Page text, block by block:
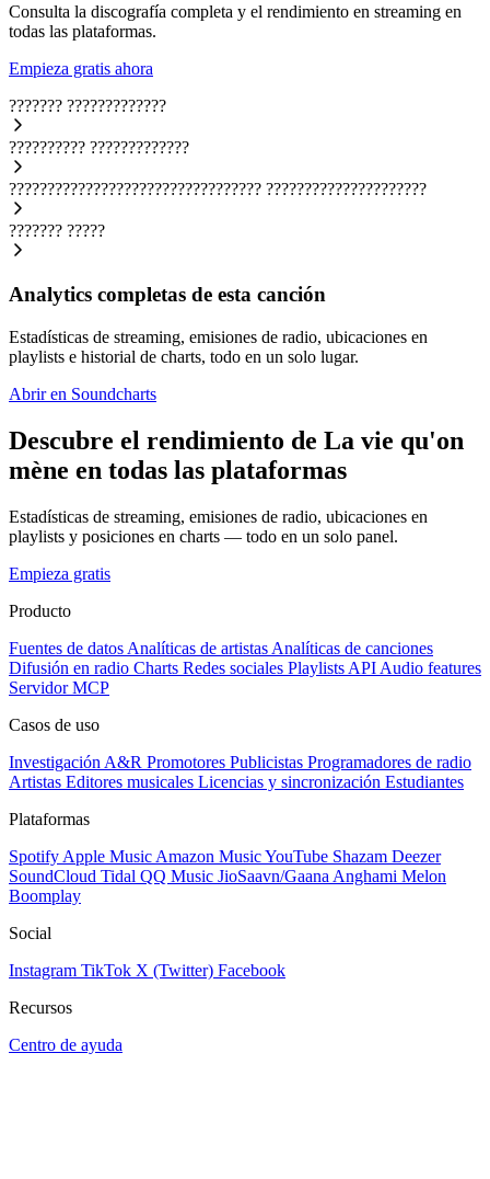
Consulta la discografía completa y el rendimiento en streaming en
todas las plataformas.
Empieza gratis ahora
??????? ?????????????
?????????? ?????????????
????????????????????????????????? ?????????????????????
??????? ?????
Analytics completas de esta canción
Estadísticas de streaming, emisiones de radio, ubicaciones en
playlists e historial de charts, todo en un solo lugar.
Abrir en Soundcharts
Descubre el rendimiento de La vie qu'on
mène en todas las plataformas
Estadísticas de streaming, emisiones de radio, ubicaciones en
playlists y posiciones en charts — todo en un solo panel.
Empieza gratis
Producto
Fuentes de datos Analíticas de artistas Analíticas de canciones
Difusión en radio Charts Redes sociales Playlists API Audio features
Servidor MCP
Casos de uso
Investigación A&R Promotores Publicistas Programadores de radio
Artistas Editores musicales Licencias y sincronización Estudiantes
Plataformas
Spotify Apple Music Amazon MusicYouTube Shazam Deezer
SoundCloud Tidal QQ Music JioSaavn/Gaana Anghami Melon
Boomplay
Social
Instagram TikTok X (Twitter) Facebook
Recursos
Centro de ayuda